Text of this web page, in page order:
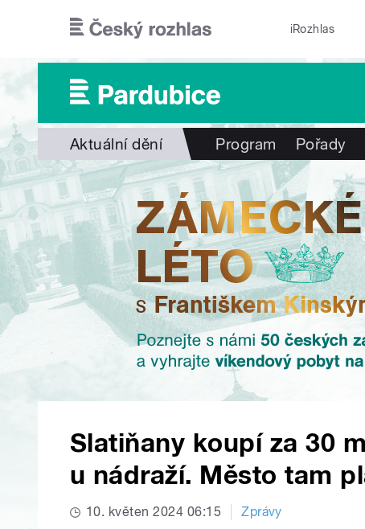
iRozhlas
Aktuální dění Program Pořady
Slatiňany koupí za 30
u nádraží. Město tam
10. květen 2024 06:15 Zprávy